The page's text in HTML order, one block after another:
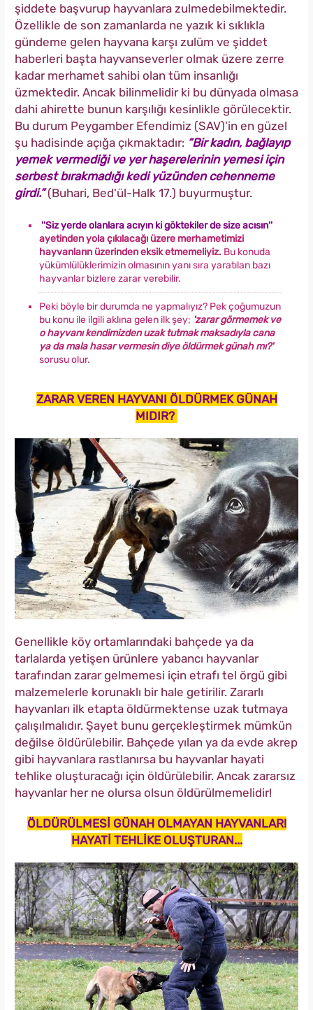
şiddete başvurup hayvanlara zulmedebilmektedir.
Özellikle de son zamanlarda ne yazık ki sıklıkla
gündeme gelen hayvana karşı zulüm ve şiddet
haberleri başta hayvanseverler olmak üzere zerre
kadar merhamet sahibi olan tüm insanlığı
üzmektedir. Ancak bilinmelidir ki bu dünyada olmasa
dahi ahirette bunun karşılığı kesinlikle görülecektir.
Bu durum Peygamber Efendimiz (SAV)'in en güzel
şu hadisinde açığa çıkmaktadır: “Bir kadın, bağlayıp
yemek vermediği ve yer haşerelerinin yemesi için
serbest bırakmadığı kedi yüzünden cehenneme
girdi.”(Buhari, Bed'ül-Halk 17.) buyurmuştur.
''Siz yerde olanlara acıyın ki göktekiler de size acısın''
ayetinden yola çıkılacağı üzere merhametimizi
hayvanların üzerinden eksik etmemeliyiz. Bu konuda
yükümlülüklerimizin olmasının yanı sıra yaratılan bazı
hayvanlar bizlere zarar verebilir.
Peki böyle bir durumda ne yapmalıyız? Pek çoğumuzun
bu konu ile ilgili aklına gelen ilk şey; 'zarar görmemek ve
o hayvanı kendimizden uzak tutmak maksadıyla cana
ya da mala hasar vermesin diye öldürmek günah mı?'
sorusu olur.
ZARAR VEREN HAYVANI ÖLDÜRMEK GÜNAH
MIDIR?
Genellikle köy ortamlarındaki bahçede ya da
tarlalarda yetişen ürünlere yabancı hayvanlar
tarafından zarar gelmemesi için etrafı tel örgü gibi
malzemelerle korunaklı bir hale getirilir. Zararlı
hayvanları ilk etapta öldürmektense uzak tutmaya
çalışılmalıdır. Şayet bunu gerçekleştirmek mümkün
değilse öldürülebilir. Bahçede yılan ya da evde akrep
gibi hayvanlara rastlanırsa bu hayvanlar hayati
tehlike oluşturacağı için öldürülebilir. Ancak zararsız
hayvanlar her ne olursa olsun öldürülmemelidir!
ÖLDÜRÜLMESİ GÜNAH OLMAYAN HAYVANLAR!
HAYATİ TEHLİKE OLUŞTURAN...